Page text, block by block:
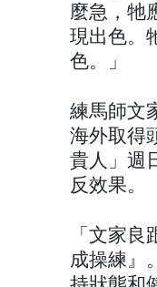
麼急，牠
現出色。
色。」
練馬師文
海外取得
貴人」週
反效果。
「文家
成操練』